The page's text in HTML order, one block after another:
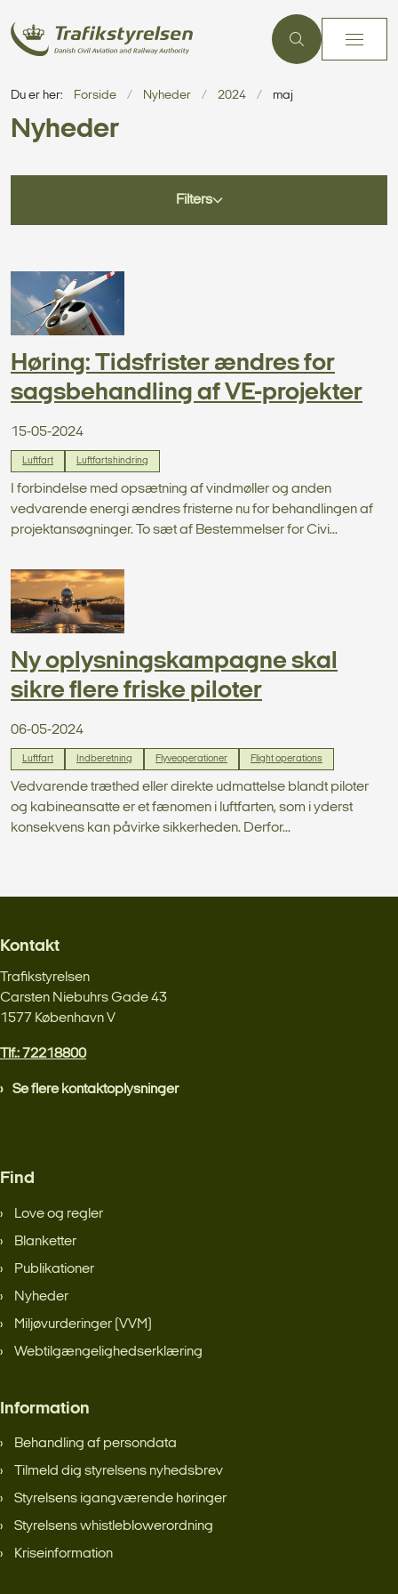
Du er her: Forside Nyheder 2024 maj
Nyheder
Filters
Høring: Tidsfrister ændres for
sagsbehandling af VE-projekter
15-05-2024
Luftfart Luftfartshindring
I forbindelse med opsætning af vindmøller og anden
vedvarende energi ændres fristerne nu for behandlingen af
projektansøgninger. To sæt af Bestemmelser for Civi...
Ny oplysningskampagne skal
sikre flere friske piloter
06-05-2024
Luftfart Indberetning Flyveoperationer Flight operations
Vedvarende træthed eller direkte udmattelse blandt piloter
og kabineansatte er et fænomen i luftfarten, som i yderst
konsekvens kan påvirke sikkerheden. Derfor...
Kontakt
Trafikstyrelsen
Carsten Niebuhrs Gade 43
1577 København V
Tlf.: 72218800
Se flere kontaktoplysninger
Find
Love og regler
Blanketter
Publikationer
Nyheder
Miljøvurderinger (VVM)
Webtilgængelighedserklæring
Information
Behandling af persondata
Tilmeld dig styrelsens nyhedsbrev
Styrelsens igangværende høringer
Styrelsens whistleblowerordning
Kriseinformation